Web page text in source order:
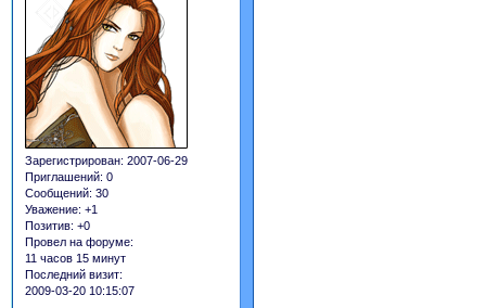
Зарегистрирован: 2007-06-29
Приглашений: 0
Сообщений: 30
Уважение: +1
Позитив: +0
Провел на форуме:
11 часов 15 минут
Последний визит:
2009-03-20 10:15:07